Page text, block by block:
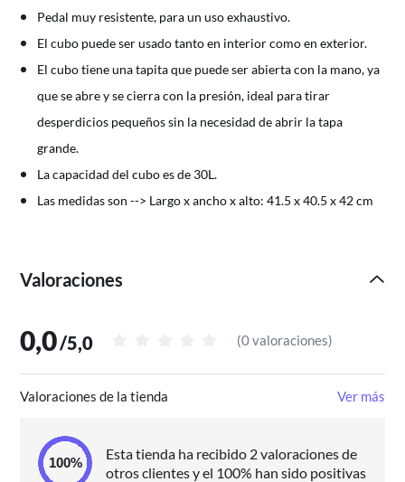
Pedal muy resistente, para un uso exhaustivo.
El cubo puede ser usado tanto en interior como en exterior.
El cubo tiene una tapita que puede ser abierta con la mano, ya
que se abre y se cierra con la presión, ideal para tirar
desperdicios pequeños sin la necesidad de abrir la tapa
grande.
La capacidad del cubo es de 30L.
Las medidas son --> Largo x ancho x alto: 41.5 x 40.5 x 42 cm
Valoraciones
0,0/5,0 (0 valoraciones)
Valoraciones de la tienda Ver más
Esta tienda ha recibido 2 valoraciones de
otros clientes y el 100% han sido positivas